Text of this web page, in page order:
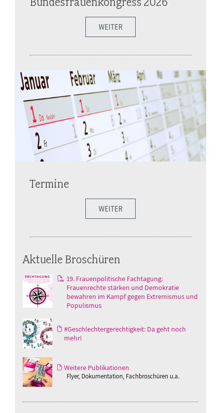
WEITER
Termine
WEITER
Aktuelle Broschüren
19. Frauenpolitische Fachtagung:
Frauenrechte stärken und Demokratie
bewahren im Kampf gegen Extremismus und
Populismus
#Geschlechtergerechtigkeit: Da geht noch
mehr!
Weitere Publikationen
Flyer, Dokumentation, Fachbroschüren u.a.